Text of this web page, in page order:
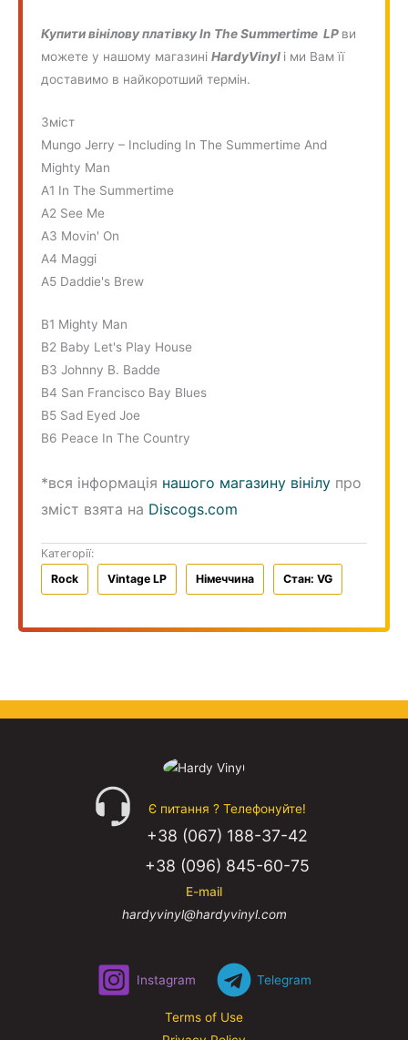
Купити вінілову платівку In The SummertimeLP ви
можете у нашому магазиніHardyVinyl і ми Вам її
доставимо в найкоротший термін.
Зміст
Mungo Jerry ‎– Including In The Summertime And
Mighty Man
A1 In The Summertime
A2 See Me
A3 Movin' On
A4 Maggi
A5 Daddie's Brew
B1 Mighty Man
B2 Baby Let's Play House
B3 Johnny B. Badde
B4 San Francisco Bay Blues
B5 Sad Eyed Joe
B6 Peace In The Country
*вся інформація нашого магазину вінілу про
зміст взята на Discogs.com
Категорії:
Rock
Vintage LP Німеччина Стан: VG
Є питання ? Телефонуйте!
+38 (067) 188-37-42
+38 (096) 845-60-75
E-mail
hardyvinyl@hardyvinyl.com
Instagram Telegram
Terms of Use